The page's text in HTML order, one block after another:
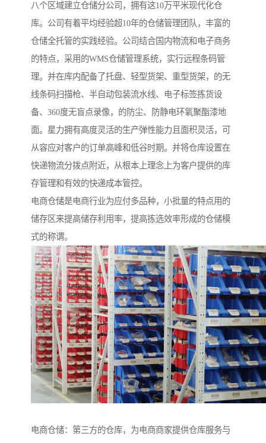
八个区域建立仓储分公司，拥有这10万平米现代化仓
库。公司有着平均经验超10年的仓储管理团队，丰富的
仓储全托管的实践经验。公司结合国内物流和电子商务
的特点，采用的WMS仓储管理系统，实行远程条码管
理。并在库内配备了托盘、轻型货架、重型货架，的无
线条码扫描枪、半自动包装流水线、电子标签拣货设
备、360度无盲点录像，的防尘、防静电环氧聚酯漆地
面。星力拥有高度灵活的生产弹性能力且面积灵活，可
从容应对客户的订单高峰和低谷时期。并将仓库设置在
快递物流分拨点附近，从根本上理念上为客户提供的库
存管理和有效的快递成本管控。
电商仓储是电商行业为应付多品种，小批量的特点用的
储存区来提高储存利用率，提高拣选效率形成的仓储模
式的称谓。
电商仓储：第三方的仓库，为电商商家提供仓库服务与